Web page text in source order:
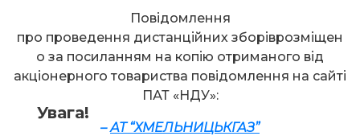
Увага!
Повідомлення
про проведення дистанційних зборіврозміщен
о за посиланням на копію отриманого від
акціонерного товариства повідомлення на сайті
ПАТ «НДУ»:
–АТ “ХМЕЛЬНИЦЬКГАЗ”